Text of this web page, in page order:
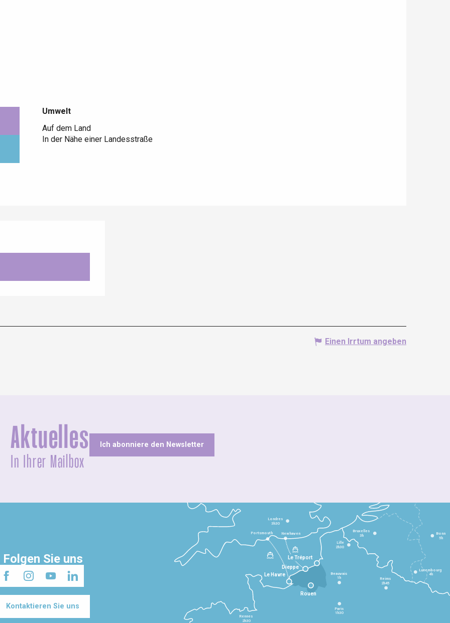
Umwelt
Umwelt
Auf dem Land
In der Nähe einer Landesstraße
Einen Irrtum angeben
Aktuelles
In Ihrer Mailbox
Ich abonniere den Newsletter
Folgen Sie uns
Kontaktieren Sie uns
Le Havre
Dieppe
Le Tréport
Rennes
2h30
Paris
1h30
Beauvais
1h Reims
2h45
Lille
2h30
Bruxelles
3h
Londres
3h30
Newhaven
Portsmouth Bonn
5h
Luxembourg
4h
Rouen